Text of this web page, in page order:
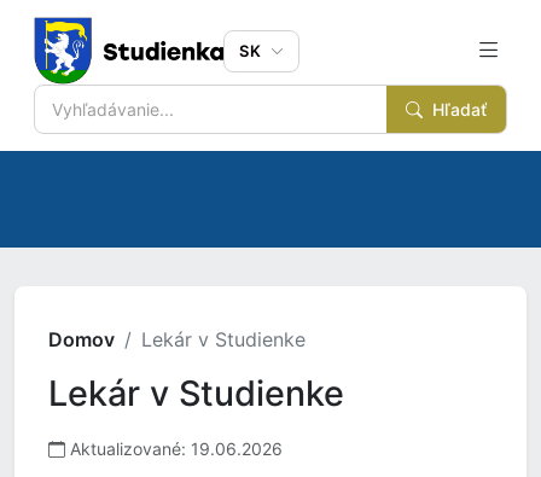
Hľadať
SK
Domov Lekár v Studienke
Lekár v Studienke
Aktualizované: 19.06.2026